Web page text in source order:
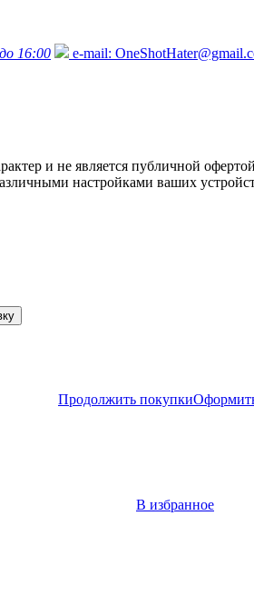
16:00 e-mail:
и не является публичной
настройками ваших
Продолжить покупки
В избранное